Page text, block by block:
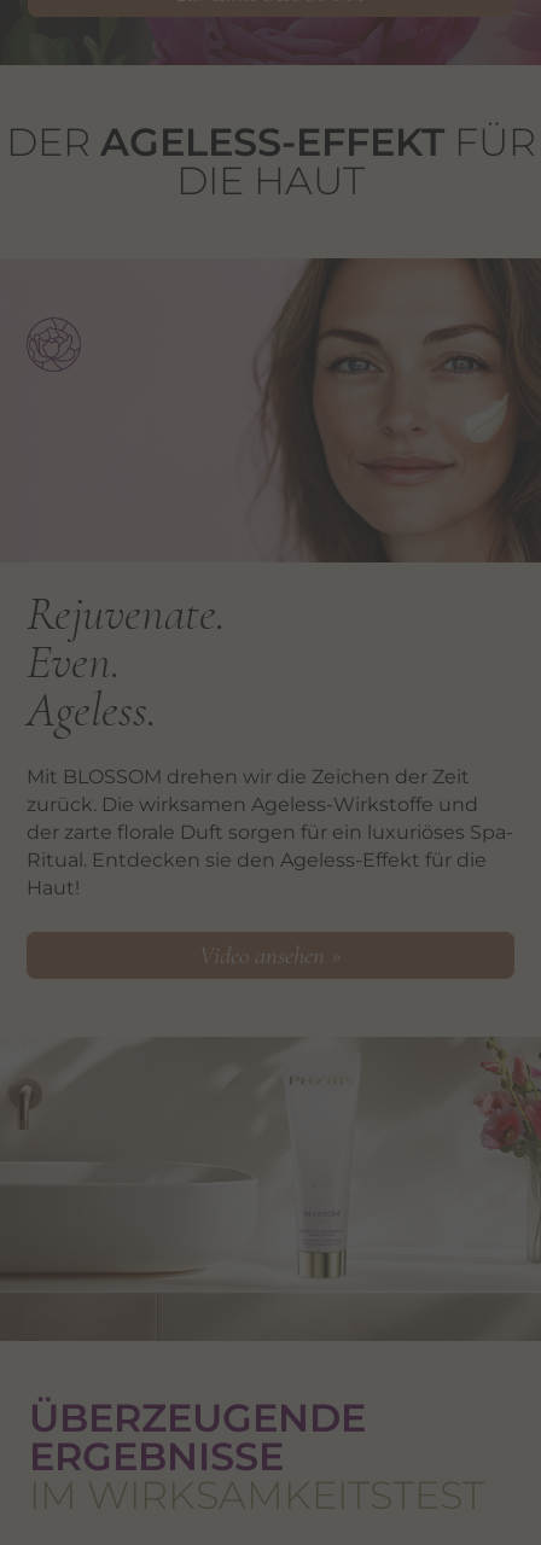
DER AGELESS-EFFEKTFÜR
DIE HAUT
Rejuvenate.
Even.
Ageless.
Mit BLOSSOM drehen wir die Zeichen der Zeit
zurück. Die wirksamen Ageless-Wirkstoffe und
der zarte florale Duft sorgen für ein luxuriöses Spa-
Ritual. Entdecken sie den Ageless-Effekt für die
Haut!
Video ansehen »
ÜBERZEUGENDE
ERGEBNISSE
IM WIRKSAMKEITSTEST